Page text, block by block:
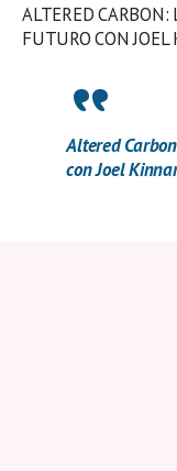
ALTERED
FUTURO CON
Altered
con Joel